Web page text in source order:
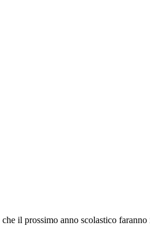
il prossimo anno scolastico faranno